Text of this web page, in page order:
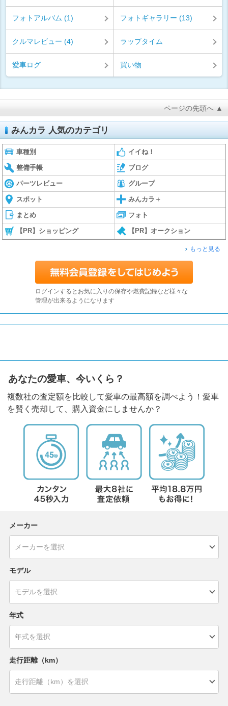
フォトアルバム (1) フォトギャラリー (13)
クルマレビュー (4) ラップタイム
愛車ログ 買い物
ページの先頭へ ▲
みんカラ 人気のカテゴリ
車種別 イイね！
整備手帳 ブログ
パーツレビュー グループ
スポット みんカラ＋
まとめ フォト
【PR】ショッピング 【PR】オークション
もっと見る
ログインするとお気に入りの保存や燃費記録など様々な
管理が出来るようになります
あなたの愛車、今いくら？
複数社の査定額を比較して愛車の最高額を調べよう！愛車
を賢く売却して、購入資金にしませんか？
メーカー
モデル
年式
走行距離（km）